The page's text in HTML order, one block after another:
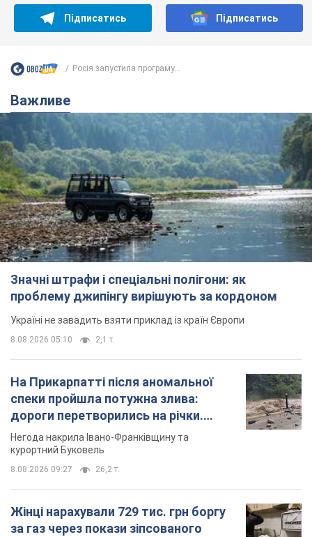
Підписатись Підписатись
Росія запустила програму...
Важливе
Значні штрафи і спеціальні полігони: як
проблему джипінгу вирішують за кордоном
Україні не завадить взяти приклад із країн Європи
8.08.2026 05:10 2,1 т.
На Прикарпатті після аномальної
спеки пройшла потужна злива:
дороги перетворились на річки.
Відео
Негода накрила Івано-Франківщину та
курортний Буковель
8.08.2026 09:27 26,2 т.
Жінці нарахували 729 тис. грн боргу
за газ через покази зіпсованого